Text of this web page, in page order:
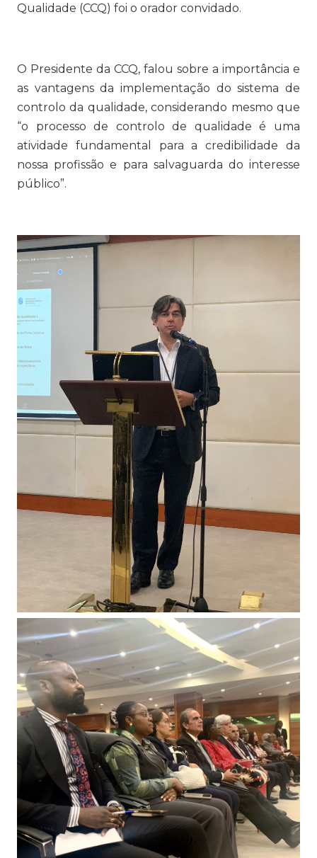
Qualidade (CCQ) foi o orador convidado.
O Presidente da CCQ, falou sobre a importância e
as vantagens da implementação do sistema de
controlo da qualidade, considerando mesmo que
“o processo de controlo de qualidade é uma
atividade fundamental para a credibilidade da
nossa profissão e para salvaguarda do interesse
público”.